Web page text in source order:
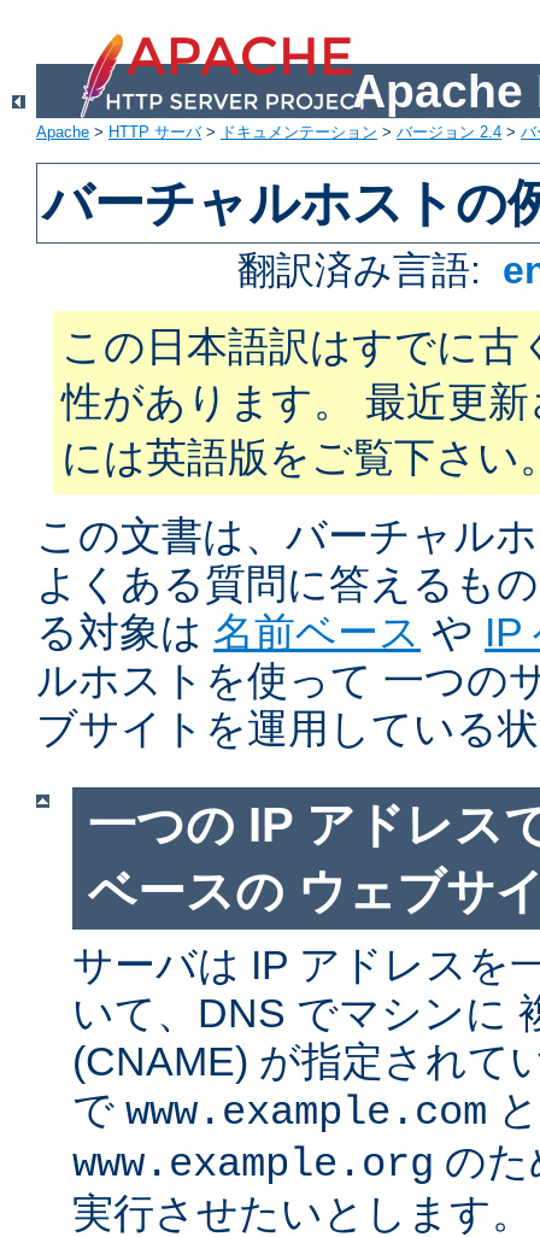
Apache
Apache > HTTP サーバ> ドキュメンテーション > バージョン 2.4 > バ
バーチャルホストの
翻訳済み言語:
この日本語訳はすでに古
性があります。 最近更
には英語版をご覧下さい
この文書は、バーチャル
よくある質問に答えるも
る対象は 名前ベース や IP
ルホストを使って 一つの
ブサイトを運用している
一つの IP アドレス
ベースの ウェブサ
サーバは IP アドレスを
いて、DNS でマシンに
(CNAME) が指定されて
で www.example.com と
www.example.org のた
実行させたいとします。